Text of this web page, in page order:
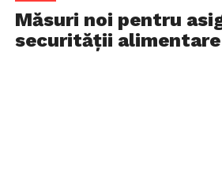
Măsuri noi pentru
securităţii